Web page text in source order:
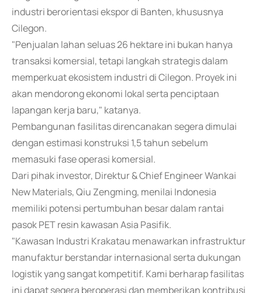
industri berorientasi ekspor di Banten, khususnya
Cilegon.
"Penjualan lahan seluas 26 hektare ini bukan hanya
transaksi komersial, tetapi langkah strategis dalam
memperkuat ekosistem industri di Cilegon. Proyek ini
akan mendorong ekonomi lokal serta penciptaan
lapangan kerja baru," katanya.
Pembangunan fasilitas direncanakan segera dimulai
dengan estimasi konstruksi 1,5 tahun sebelum
memasuki fase operasi komersial.
Dari pihak investor, Direktur & Chief Engineer Wankai
New Materials, Qiu Zengming, menilai Indonesia
memiliki potensi pertumbuhan besar dalam rantai
pasok PET resin kawasan Asia Pasifik.
"Kawasan Industri Krakatau menawarkan infrastruktur
manufaktur berstandar internasional serta dukungan
logistik yang sangat kompetitif. Kami berharap fasilitas
ini dapat segera beroperasi dan memberikan kontribusi